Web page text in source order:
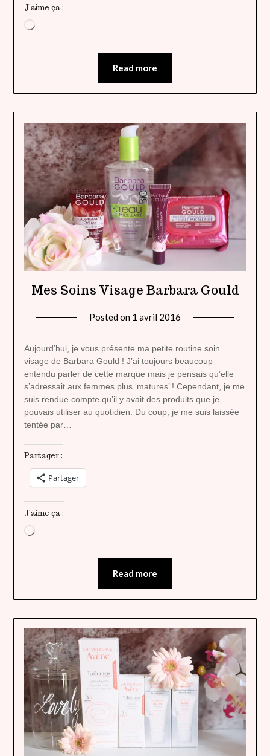
J’aime ça :
Chargement…
Read more
Mes Soins Visage Barbara Gould
Posted on 1 avril 2016
heavenly
Aujourd’hui, je vous présente ma petite routine soin
visage de Barbara Gould ! J’ai toujours beaucoup
entendu parler de cette marque mais je pensais qu’elle
s’adressait aux femmes plus ‘matures’ ! Cependant, je me
suis rendue compte qu’il y avait des produits que je
pouvais utiliser au quotidien. Du coup, je me suis laissée
tentée par…
Partager :
Partager
J’aime ça :
Chargement…
Read more